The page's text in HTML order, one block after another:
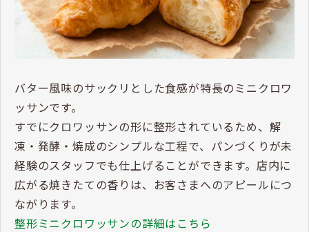
バター風味のサックリとした食感が特長のミニクロワ
ッサンです。
すでにクロワッサンの形に整形されているため、解
凍・発酵・焼成のシンプルな工程で、パンづくりが未
経験のスタッフでも仕上げることができます。店内に
広がる焼きたての香りは、お客さまへのアピールにつ
ながります。
整形ミニクロワッサンの詳細はこちら